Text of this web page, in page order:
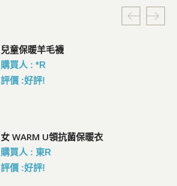
兒童保暖羊毛襪
購買人 : *R
評價 :好評!
女 WARM U領抗菌保暖衣
購買人 : 東R
評價 :好評!